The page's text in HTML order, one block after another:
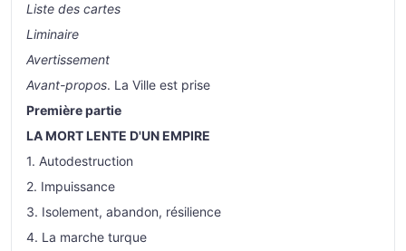
Liste des cartes
Liminaire
Avertissement
Avant-propos. La Ville est prise
Première partie
LA MORT LENTE D'UN EMPIRE
1. Autodestruction
2. Impuissance
3. Isolement, abandon, résilience
4. La marche turque